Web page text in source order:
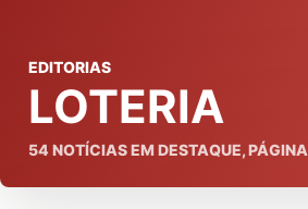
EDITORIAS
LOTERIA
54 NOTÍCIAS EM DESTAQUE, PÁGINA